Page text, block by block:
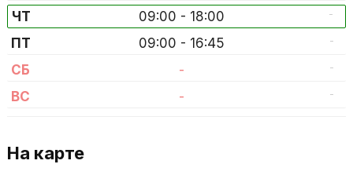
ЧТ 09:00 - 18:00 -
ПТ 09:00 - 16:45 -
СБ - -
ВС - -
На карте